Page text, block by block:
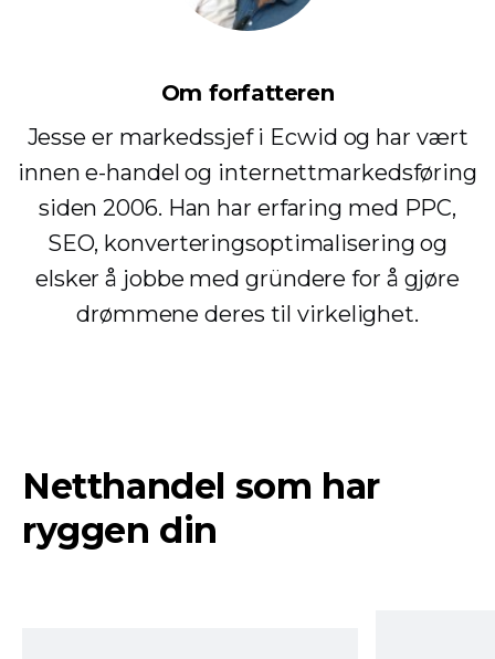
Om forfatteren
Jesse er markedssjef i Ecwid og har vært
innen e-handel og internettmarkedsføring
siden 2006. Han har erfaring med PPC,
SEO, konverteringsoptimalisering og
elsker å jobbe med gründere for å gjøre
drømmene deres til virkelighet.
Netthandel som har
ryggen din